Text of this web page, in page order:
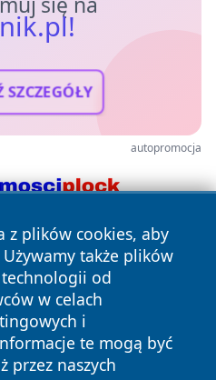
SZCZEGÓŁY
autopromocja
z plików cookies, aby
Używamy także plików
od
w celach
i
te mogą być
przez naszych
prawa zastrzeżone.